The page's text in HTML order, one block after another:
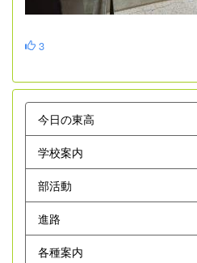
3
今日の東高
学校案内
部活動
進路
各種案内